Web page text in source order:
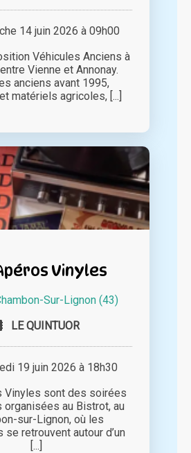
14 juin 2026 à 09h00
Véhicules Anciens à
Vienne et Annonay.
anciens avant 1995,
matériels agricoles, [...]
Vinyles
Sur-Lignon (43)
LE QUINTUOR
19 juin 2026 à 18h30
Vinyles sont des soirées
organisées au Bistrot, au
sur-Lignon, où les
se retrouvent autour d’un
[...]